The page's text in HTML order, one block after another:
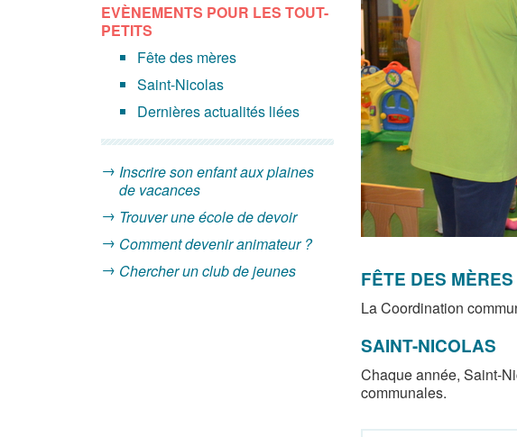
EVÈNEMENTS POUR LES TOUT-
PETITS
Fête des mères
Saint-Nicolas
Dernières actualités liées
Inscrire son enfant aux plaines
de vacances
Trouver une école de devoir
Comment devenir animateur ?
Chercher un club de jeunes
FÊTE DES MÈRES
La Coordination
SAINT-NICOLAS
Chaque année, Saint-
communales.